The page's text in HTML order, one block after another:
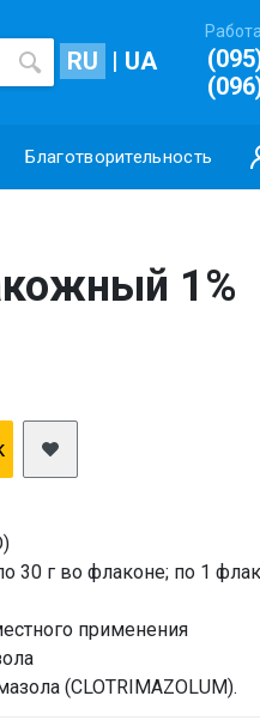
RU | UA
Благотворительность
1%
г во флаконе; по 1
применения
(CLOTRIMAZOLUM).